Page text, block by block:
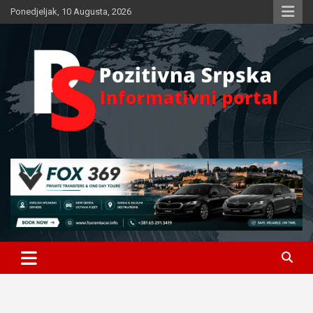
Skip
to
Ponedjeljak, 10 Augusta, 2026
Pozitivna Srpska